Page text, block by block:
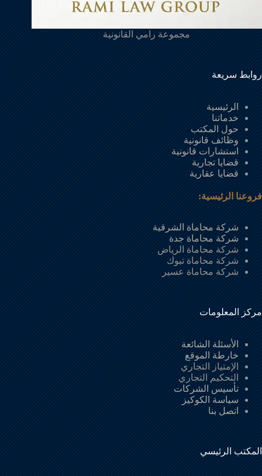
مجموعة رامي القانونية
روابط سريعة
الرئيسية
خدماتنا
حول المكتب
وظائف قانونية
استشارات قانونية
قضايا تجارية
قضايا عقارية
فروعنا الرئيسية:
شركة محاماة الشرقية
شركة محاماة جدة
شركة محاماة الرياض
شركة محاماة تبوك
شركة محاماة عسير
مركز المعلومات
الأسئلة الشائعة
خارطة الموقع
الإمتياز التجاري
التحكيم التجاري
تأسيس الشركات
سياسة الكوكيز
اتصل بنا
المكتب الرئيسي